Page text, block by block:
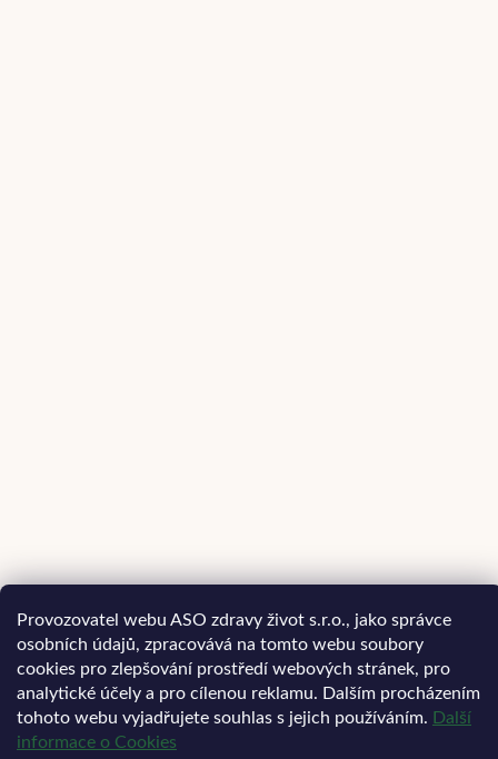
Provozovatel webu ASO zdravy život s.r.o., jako správce
osobních údajů, zpracovává na tomto webu soubory
cookies pro zlepšování prostředí webových stránek, pro
analytické účely a pro cílenou reklamu. Dalším procházením
tohoto webu vyjadřujete souhlas s jejich používáním. Další
informace o Cookies